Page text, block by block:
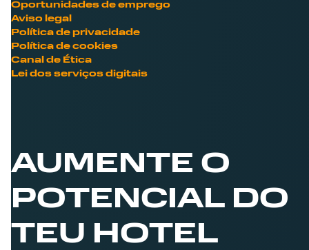
Oportunidades de emprego
Aviso legal
Política de privacidade
Política de cookies
Canal de Ética
Lei dos serviços digitais
AUMENTE O
POTENCIAL DO
TEU HOTEL